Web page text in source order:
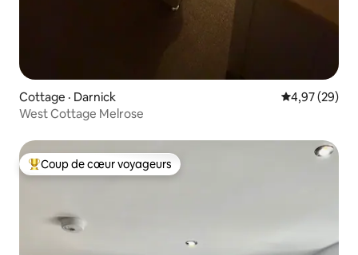
Cottage · Darnick Note
4,97 (29)
West Cottage Melrose
Coup de cœur voyageurs parmi les plus aimés
Coup de cœur voyageurs